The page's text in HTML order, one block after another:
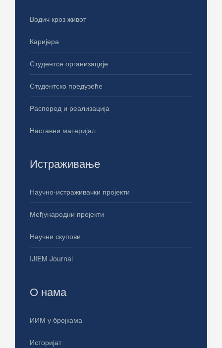
Водич кроз живот
Каријера
Студентсе организације
Студентско предузеће
Распоред и реализација
Наставни материјал
Истраживање
Научно-истраживачки пројекти
Међународни пројекти
Научни скупови
IJIEM Journal
О нама
ИИМ у бројкама
Историјат